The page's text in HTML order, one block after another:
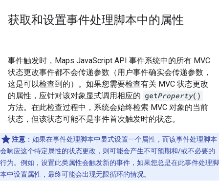
获取和设置事件处理脚本中的属性
事件触发时，Maps JavaScript API 事件系统中的所有 MVC
状态更改事件都不会传递参数（用户事件确实会传递参数，
这是可以检查到的）。如果您需要检查有关 MVC 状态更改
的属性，应针对该对象显式调用相应的 getProperty()
方法。在此检查过程中，系统会始终检索 MVC 对象的当前
状态，但该状态可能不是事件首次触发时的状态。
注意 ：如果在事件处理脚本中显式设置一个属性，而该事件处理脚本
会响应这个特定属性的状态更改，则可能会产生不可预期和/或不必要的
行为。 例如，设置此类属性会触发新的事件，如果您总是在此事件处理脚
本中设置属性，最终可能会出现无限循环的情况。